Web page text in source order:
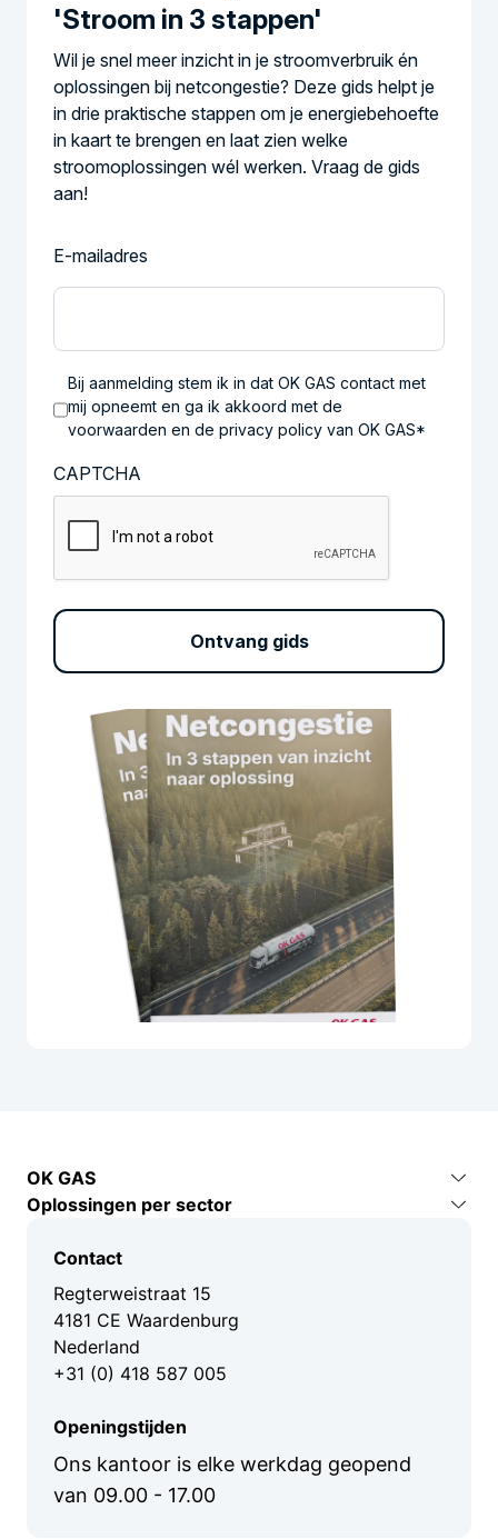
'Stroom in 3 stappen'
Wil je snel meer inzicht in je stroomverbruik én
oplossingen bij netcongestie? Deze gids helpt je
in drie praktische stappen om je energiebehoefte
in kaart te brengen en laat zien welke
stroomoplossingen wél werken. Vraag de gids
aan!
E-mailadres
Bij aanmelding stem ik in dat OK GAS contact met
mij opneemt en ga ik akkoord met de
voorwaarden en de privacy policy van OK GAS*
CAPTCHA
Contact
Regterweistraat 15
4181 CE Waardenburg
Nederland
+31 (0) 418 587 005
Openingstijden
Ons kantoor is elke werkdag geopend
van 09.00 - 17.00
OK GAS
Contact
Over ons
Kenniscentrum
Oplossingen per sector
Logistiek en transport
Agrarische sector
Recreatie en horeca